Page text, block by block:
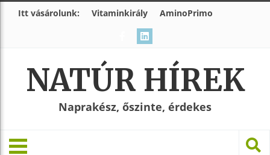
Itt vásárolunk: Vitaminkirály AminoPrimo
NATÚR HÍREK
Naprakész, őszinte, érdekes